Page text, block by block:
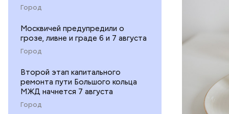
Город
Москвичей предупредили о
грозе, ливне и граде 6 и 7 августа
Город
Второй этап капитального
ремонта пути Большого кольца
МЖД начнется 7 августа
Город